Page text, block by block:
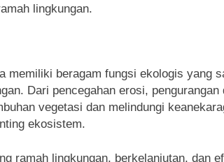
lingkungan.
memiliki beragam fungsi ekologis yang
Dari pencegahan erosi,
vegetasi dan melindungi
ekosistem.
ramah lingkungan, berkelanjutan, dan